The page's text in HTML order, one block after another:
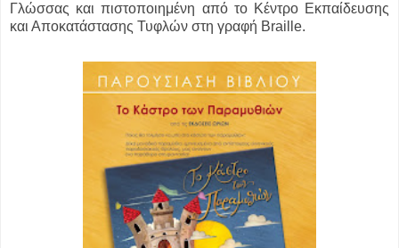
Γλώσσας και πιστοποιημένη από το Κέντρο Εκπαίδευσης
και Αποκατάστασης Τυφλών στη γραφή Braille.